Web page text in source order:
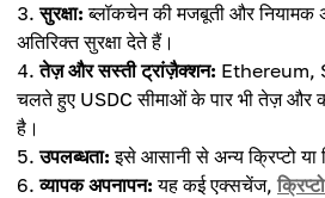
सुरक्षा: ब्लॉकचेन की मजबूती और नियामक
अतिरिक्त सुरक्षा देते हैं।
तेज़ और सस्ती ट्रांज़ैक्शन: Ethereum,
चलते हुए USDC सीमाओं के पार भी तेज़ और
है।
उपलब्धता: इसे आसानी से अन्य क्रिप्टो
व्यापक अपनापन: यह कई एक्सचेंज,